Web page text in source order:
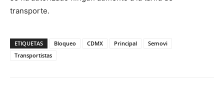
transporte.
ETIQUETAS Bloqueo CDMX Principal
Semovi
Transportistas